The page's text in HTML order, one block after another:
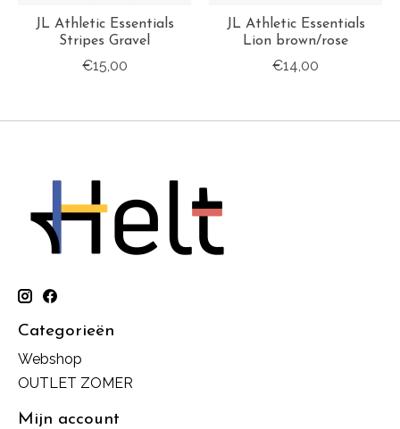
JL Athletic Essentials
Stripes Gravel
€15,00
JL Athletic Essentials
Lion brown/rose
€14,00
Categorieën
Webshop
OUTLET ZOMER
Mijn account